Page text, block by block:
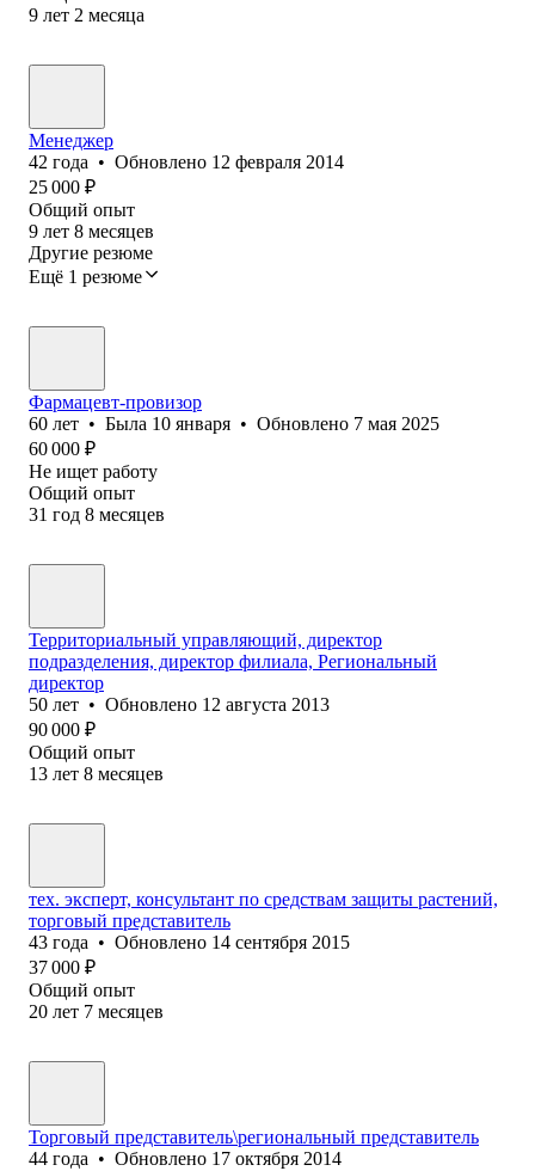
9 лет 2 месяца
Менеджер
42 года • Обновлено 12 февраля 2014
25 000 ₽
Общий опыт
9 лет 8 месяцев
Другие резюме
Ещё 1 резюме
Фармацевт-провизор
60 лет • Была 10 января • Обновлено 7 мая 2025
60 000 ₽
Не ищет работу
Общий опыт
31 год 8 месяцев
Территориальный управляющий, директор
подразделения, директор филиала, Региональный
директор
50 лет • Обновлено 12 августа 2013
90 000 ₽
Общий опыт
13 лет 8 месяцев
тех. эксперт, консультант по средствам защиты растений,
торговый представитель
43 года • Обновлено 14 сентября 2015
37 000 ₽
Общий опыт
20 лет 7 месяцев
Торговый представитель\региональный представитель
44 года • Обновлено 17 октября 2014